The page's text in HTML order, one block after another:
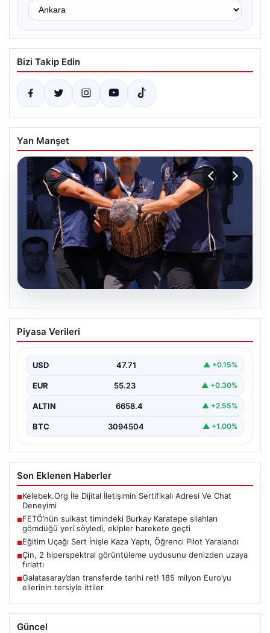
Bizi Takip Edin
Yan Manşet
FETÖ’nün suikast timindeki Burkay
Karatepe silahları gömdüğü yeri
{“title”: “FETÖ’nün Suikast Timinde Yer Alan Burkay
Çalışmaları Sürüyor”,…
Piyasa Verileri
USD 47.71 ▲ +0.15%
EUR 55.23 ▲ +0.30%
ALTIN 6658.4 ▲ +2.55%
BTC 3094504 ▲ +1.00%
Son Eklenen Haberler
■Kelebek.Org İle Dijital İletişimin Sertifikalı Adresi Ve Chat
Deneyimi
■FETÖ’nün suikast timindeki Burkay Karatepe silahları
gömdüğü yeri söyledi, ekipler harekete geçti
■Eğitim Uçağı Sert İnişle Kaza Yaptı, Öğrenci Pilot Yaralandı
■Çin, 2 hiperspektral görüntüleme uydusunu denizden uzaya
fırlattı
■Galatasaray’dan transferde tarihi ret! 185 milyon Euro’yu
ellerinin tersiyle ittiler
Güncel